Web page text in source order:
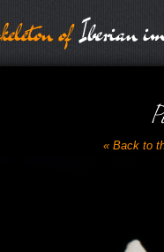
ofIberian
« Back to